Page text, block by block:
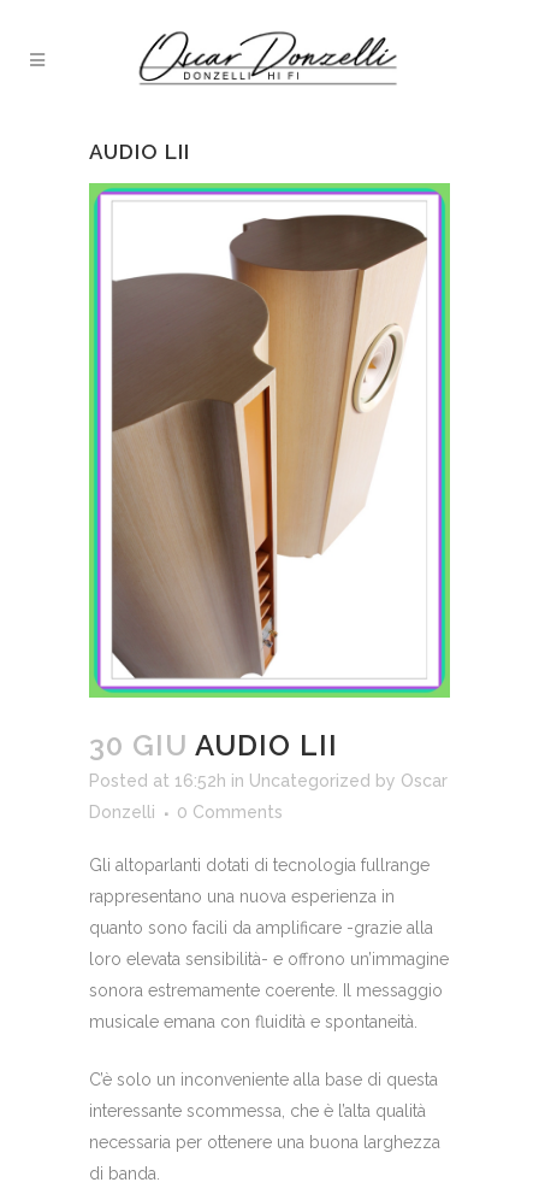
AUDIO LII
30 GIU AUDIO LII
Posted at 16:52h in Uncategorized by Oscar
Donzelli
0 Comments
Gli altoparlanti dotati di tecnologia fullrange
rappresentano una nuova esperienza in
quanto sono facili da amplificare -grazie alla
loro elevata sensibilità- e offrono un’immagine
sonora estremamente coerente. Il messaggio
musicale emana con fluidità e spontaneità.
C’è solo un inconveniente alla base di questa
interessante scommessa, che è l’alta qualità
necessaria per ottenere una buona larghezza
di banda.